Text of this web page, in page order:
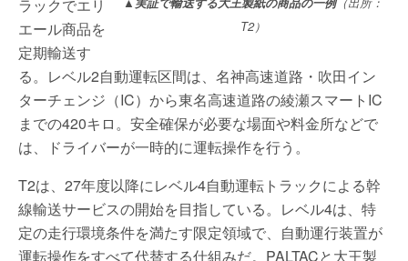
T2）
ラックでエリ
エール商品を
定期輸送す
る。レベル2自動運転区間は、名神高速道路・吹田イン
ターチェンジ（IC）から東名高速道路の綾瀬スマートIC
までの420キロ。安全確保が必要な場面や料金所などで
は、ドライバーが一時的に運転操作を行う。
T2は、27年度以降にレベル4自動運転トラックによる幹
線輸送サービスの開始を目指している。レベル4は、特
定の走行環境条件を満たす限定領域で、自動運行装置が
運転操作をすべて代替する仕組みだ。PALTACと大王製